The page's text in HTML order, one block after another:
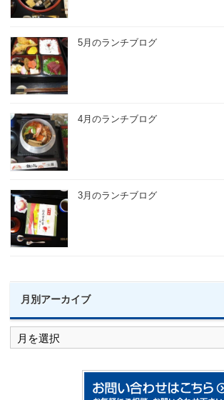
5月のランチブログ
4月のランチブログ
3月のランチブログ
月別アーカイブ
月
別
ア